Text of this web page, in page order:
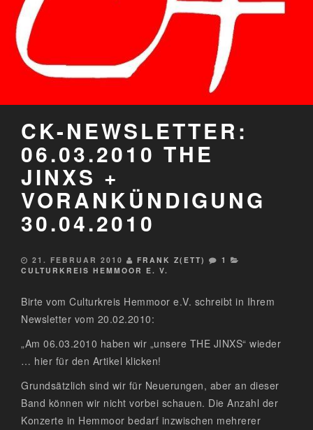
CK-NEWSLETTER:
06.03.2010 THE
JINXS +
VORANKÜNDIGUNG
30.04.2010
21. FEBRUAR 2010 FRANK Z(ETT)
1
CULTURKREIS HEMMOOR E. V.
Birte vom Culturkreis Hemmoor e.V. schreibt in Ihrem
Newsletter vom 20.02.2010:
„Am 06.03.2010 haben wir „unsere THE JINXS“ wieder
… hier für den Artikel klicken!
Grundsätzlich sind wir für Neuerungen, aber an dieser
Band können wir nicht vorbei schauen. Die Anzahl der
Konzerte in Hemmoor bedarf inzwischen mehrerer